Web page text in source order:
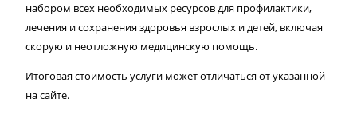
набором всех необходимых ресурсов для профилактики,
лечения и сохранения здоровья взрослых и детей, включая
скорую и неотложную медицинскую помощь.
Итоговая стоимость услуги может отличаться от указанной
на сайте.